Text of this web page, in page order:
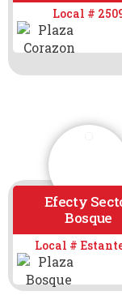
Local #
Efecty
Bosque
Local #